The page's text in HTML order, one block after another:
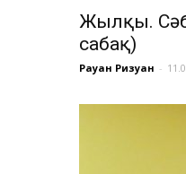
Жылқы.
сабақ)
Рауан Ризуан -